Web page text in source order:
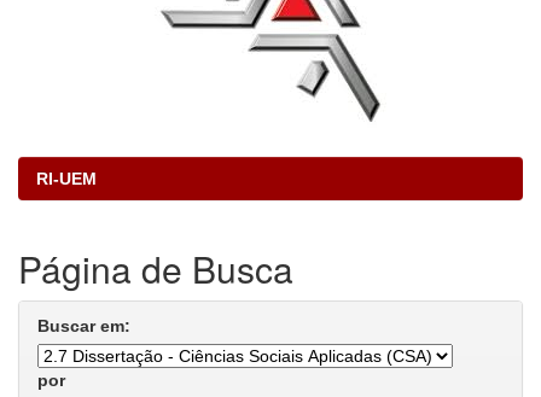
RI-UEM
Página de Busca
Buscar em:
por